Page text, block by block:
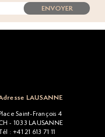
ENVOYER
LAUSANNE
Saint-François 4
- 1033 LAUSANNE
: +41 21 613 71 11